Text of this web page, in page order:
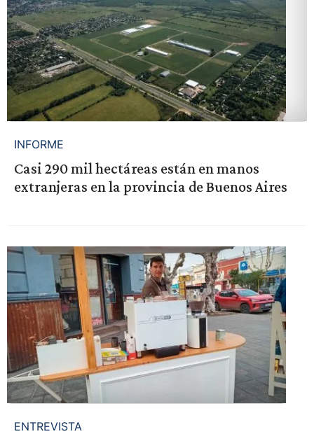
INFORME
Casi 290 mil hectáreas están en manos
extranjeras en la provincia de Buenos Aires
ENTREVISTA